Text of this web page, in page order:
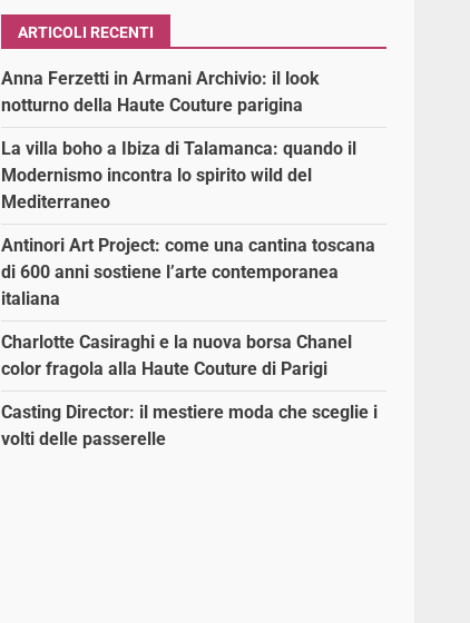
ARTICOLI RECENTI
Anna Ferzetti in Armani Archivio: il look
notturno della Haute Couture parigina
La villa boho a Ibiza di Talamanca: quando il
Modernismo incontra lo spirito wild del
Mediterraneo
Antinori Art Project: come una cantina toscana
di 600 anni sostiene l’arte contemporanea
italiana
Charlotte Casiraghi e la nuova borsa Chanel
color fragola alla Haute Couture di Parigi
Casting Director: il mestiere moda che sceglie i
volti delle passerelle